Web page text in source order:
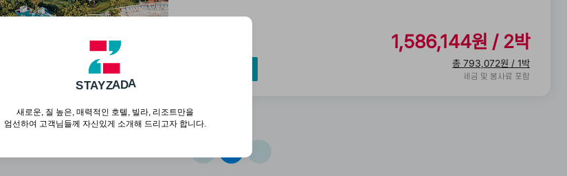
STAYZADA
새로운, 질 높은, 매력적인 호텔, 빌라, 리조트만을
엄선하여 고객님들께 자신있게 소개해 드리고자 합니다.
1,586,144원 / 2박
총 793,072원 / 1박
세금 및 봉사료 포함